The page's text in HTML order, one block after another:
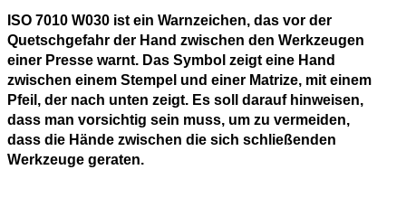
ISO 7010 W030 ist ein Warnzeichen, das vor der
Quetschgefahr der Hand zwischen den Werkzeugen
einer Presse warnt. Das Symbol zeigt eine Hand
zwischen einem Stempel und einer Matrize, mit einem
Pfeil, der nach unten zeigt. Es soll darauf hinweisen,
dass man vorsichtig sein muss, um zu vermeiden,
dass die Hände zwischen die sich schließenden
Werkzeuge geraten.